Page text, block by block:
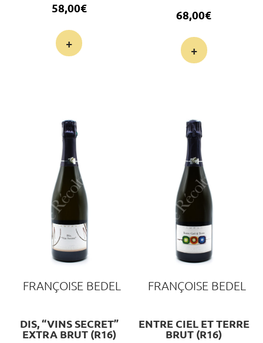
58,00€
+
68,00€
+
FRANÇOISE BEDEL
DIS, “VINS SECRET”
EXTRA BRUT (R16)
FRANÇOISE BEDEL
ENTRE CIEL ET TERRE
BRUT (R16)